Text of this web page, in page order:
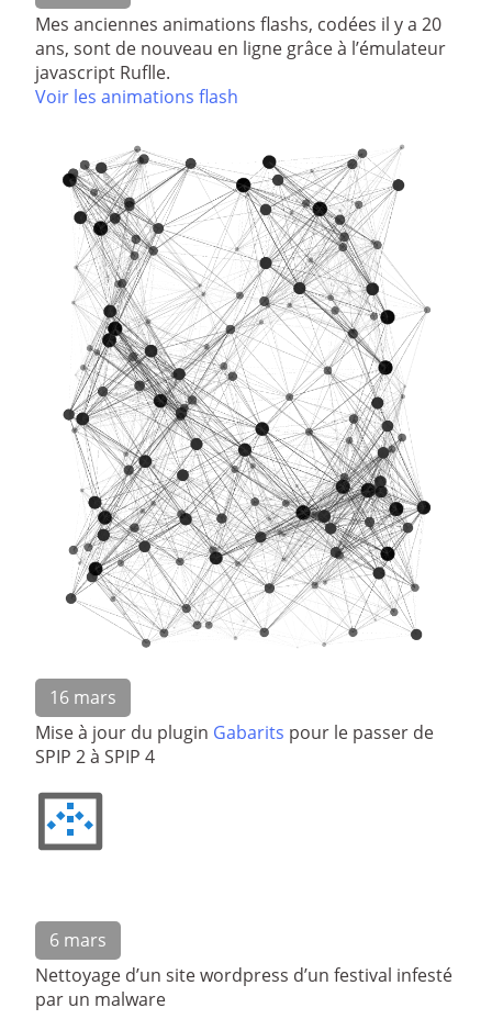
Mes anciennes animations flashs, codées il y a 20
ans, sont de nouveau en ligne grâce à l’émulateur
javascript Ruflle.
Voir les animations flash
16 mars
Mise à jour du plugin Gabarits pour le passer de
SPIP 2 à SPIP 4
6 mars
Nettoyage d’un site wordpress d’un festival infesté
par un malware